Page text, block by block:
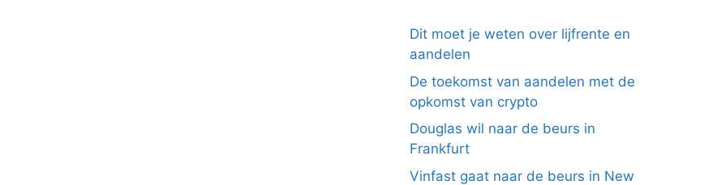
Dit moet je weten over lijfrente en
aandelen
De toekomst van aandelen met de
opkomst van crypto
Douglas wil naar de beurs in
Frankfurt
Vinfast gaat naar de beurs in New